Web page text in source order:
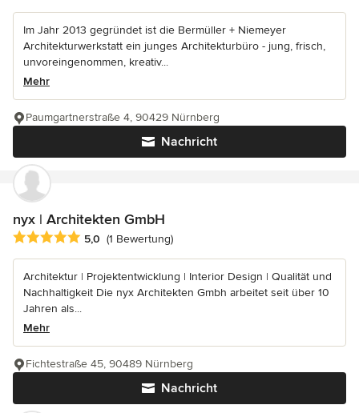
Im Jahr 2013 gegründet ist die Bermüller + Niemeyer
Architekturwerkstatt ein junges Architekturbüro - jung, frisch,
unvoreingenommen, kreativ...
Mehr
Nachricht
Paumgartnerstraße 4, 90429 Nürnberg
nyx | Architekten GmbH
Durchschnittliche Bewertung: 5 von 5 Sternen
5,0 (1 Bewertung)
Architektur | Projektentwicklung | Interior Design | Qualität und
Nachhaltigkeit Die nyx Architekten Gmbh arbeitet seit über 10
Jahren als...
Mehr
Nachricht
Fichtestraße 45, 90489 Nürnberg